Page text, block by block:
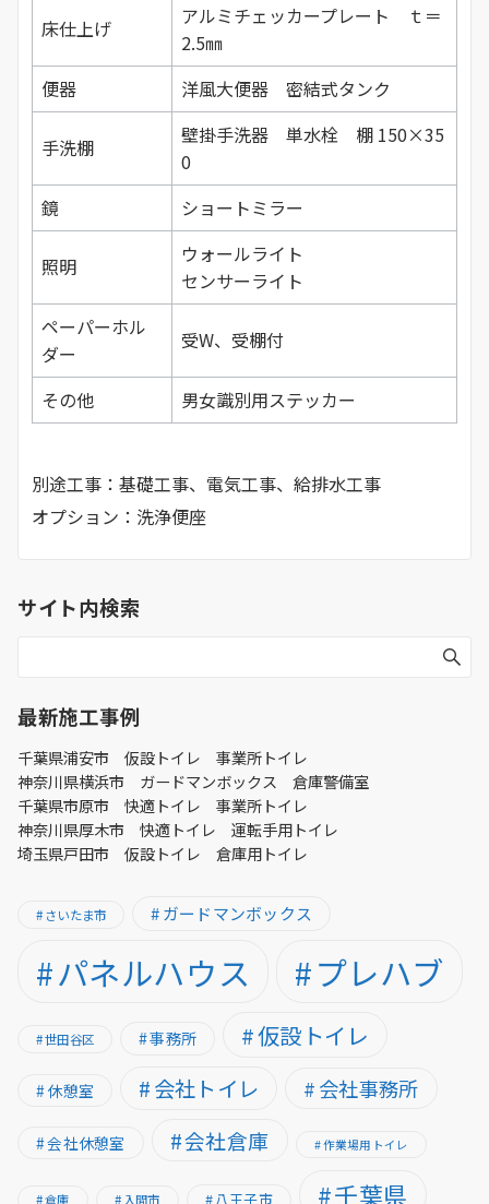
床仕上げ
アルミチェッカープレート ｔ＝
2.5㎜
便器
洋風大便器 密結式タンク
手洗棚
壁掛手洗器 単水栓 棚 150×35
0
鏡
ショートミラー
照明
ウォールライト
センサーライト
ペーパーホル
ダー
受W、受棚付
その他 男女識別用ステッカー
別途工事：基礎工事、電気工事、給排水工事
オプション：洗浄便座
サイト内検索
最新施工事例
千葉県浦安市 仮設トイレ 事業所トイレ
神奈川県横浜市 ガードマンボックス 倉庫警備室
千葉県市原市 快適トイレ 事業所トイレ
神奈川県厚木市 快適トイレ 運転手用トイレ
埼玉県戸田市 仮設トイレ 倉庫用トイレ
さいたま市 ガードマンボックス
パネルハウス プレハブ
世田谷区 事務所 仮設トイレ
休憩室 会社トイレ 会社事務所
会社休憩室 会社倉庫 作業場用トイレ
倉庫 入間市 八王子市 千葉県